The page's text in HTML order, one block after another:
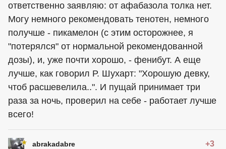
ответственно заявляю: от афабазола толка нет.
Могу немного рекомендовать тенотен, немного
получше - пикамелон (с этим осторожнее, я
"потерялся" от нормальной рекомендованной
дозы), и, уже почти хорошо, - фенибут. А еще
лучше, как говорил Р. Шухарт: "Хорошую девку,
чтоб расшевелила..". И пущай принимает три
раза за ночь, проверил на себе - работает лучше
всего!
abrakadabre +3